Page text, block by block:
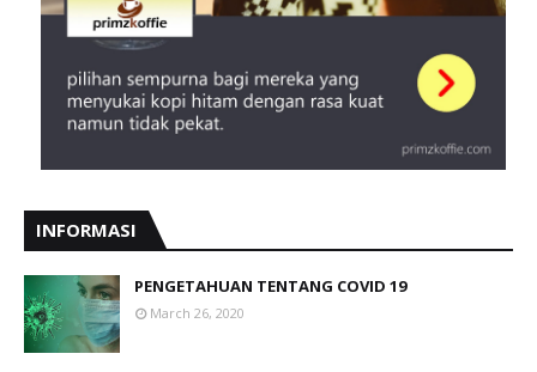
INFORMASI
PENGETAHUAN TENTANG COVID 19
March 26, 2020